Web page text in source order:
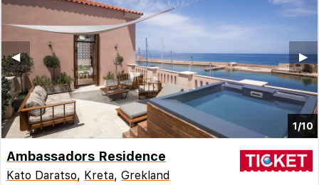
1/10
▶︎
◀︎
Ambassadors Residence
Kato Daratso, Kreta, Grekland